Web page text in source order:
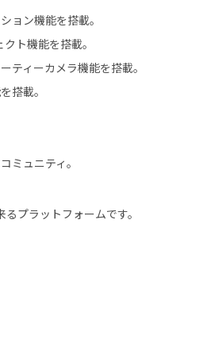
ョン機能を搭載。
ト機能を搭載。
ティーカメラ機能を搭載。
搭載。
ミュニティ。
プラットフォームです。